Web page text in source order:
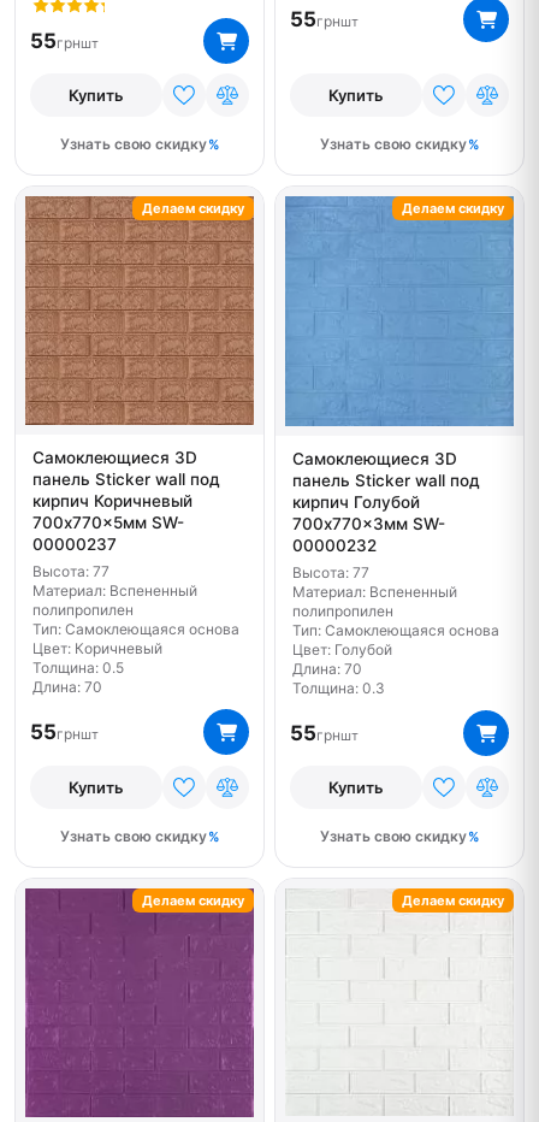
55грншт
Купить
Узнать свою скидку
55грншт
Купить
Узнать свою скидку
Самоклеющиеся 3D
панель Sticker wall под
кирпич Коричневый
700x770x5мм SW-
00000237
Высота: 77
Материал: Вспененный
полипропилен
Тип: Самоклеющаяся основа
Цвет: Коричневый
Толщина: 0.5
Длина: 70
55грншт
Купить
Узнать свою скидку
Делаем скидку
Самоклеющиеся 3D
панель Sticker wall под
кирпич Голубой
700x770x3мм SW-
00000232
Высота: 77
Материал: Вспененный
полипропилен
Тип: Самоклеющаяся основа
Цвет: Голубой
Длина: 70
Толщина: 0.3
55грншт
Купить
Узнать свою скидку
Делаем скидку
Делаем скидку Делаем скидку